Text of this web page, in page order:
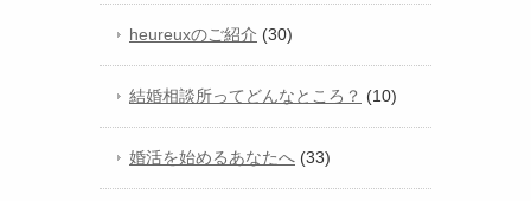
heureuxのご紹介 (30)
結婚相談所ってどんなところ？ (10)
婚活を始めるあなたへ (33)